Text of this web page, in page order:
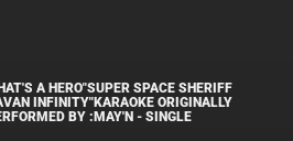
A HERO"SUPER SPACE SHERIFF
INFINITY"KARAOKE ORIGINALLY
BY :MAY'N - SINGLE